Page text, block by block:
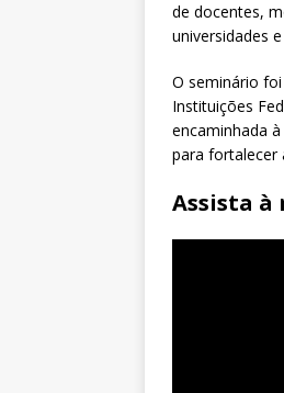
de docentes,
universidades
O seminário
Instituições
encaminhada
para fortalecer
Assista à